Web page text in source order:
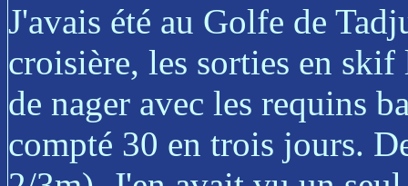
J'avais été au Golfe de
croisière, les sorties en
de nager avec les requins
compté 30 en trois jours.